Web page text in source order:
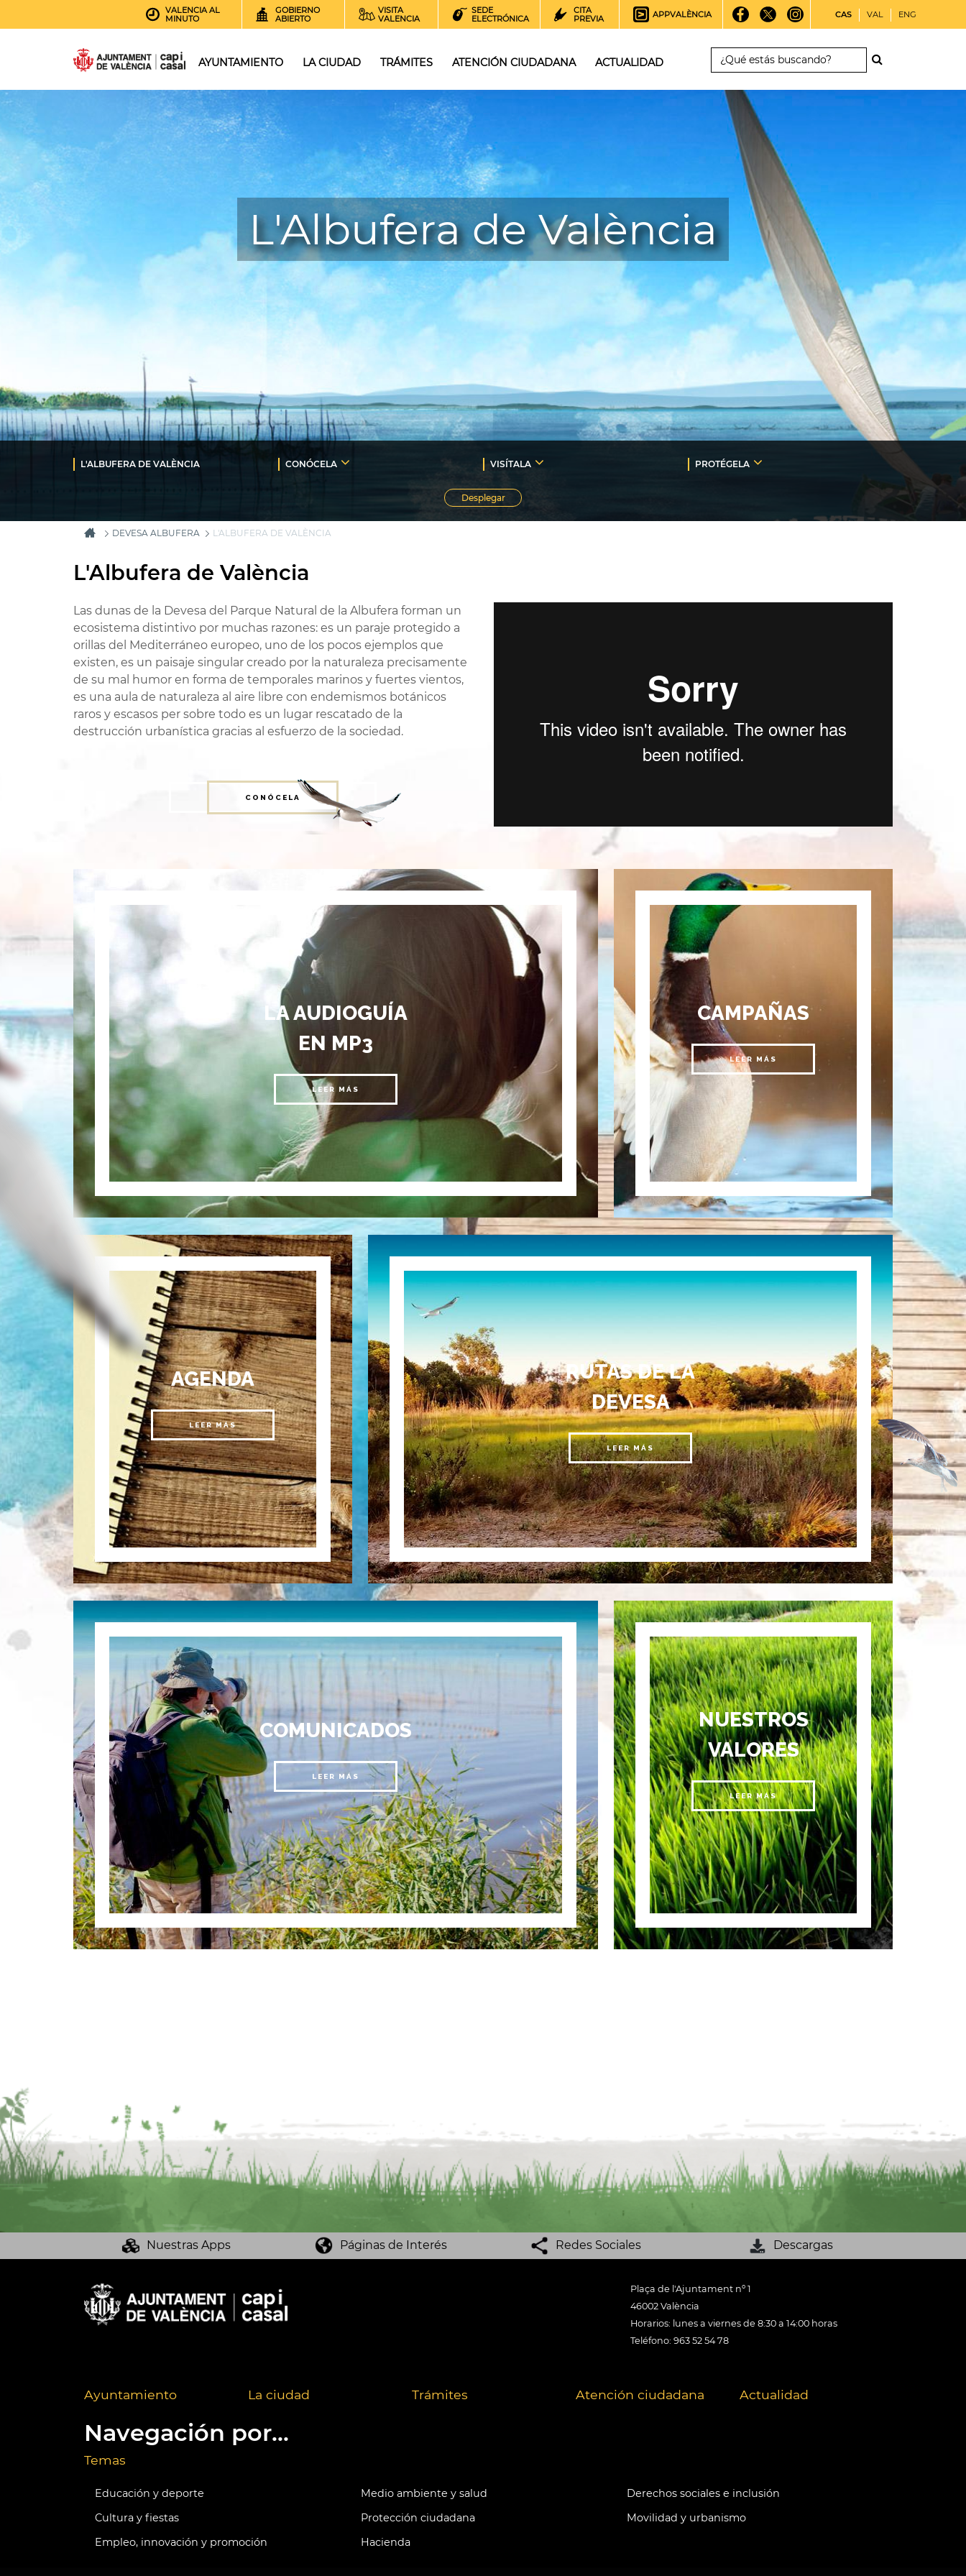
VALENCIA AL
MINUTO
GOBIERNO
ABIERTO
VISITA
VALENCIA
SEDE
ELECTRÓNICA
CITA
PREVIA
APPVALÈNCIA CAS VAL ENG
AYUNTAMIENTO LA CIUDAD TRÁMITES ATENCIÓN CIUDADANA ACTUALIDAD
L'Albufera de València
L'ALBUFERA DE VALÈNCIA CONÓCELA VISÍTALA PROTÉGELA
Desplegar
DEVESA ALBUFERA L'ALBUFERA DE VALÈNCIA
L'Albufera de València
Las dunas de la Devesa del Parque Natural de la Albufera forman un
ecosistema distintivo por muchas razones: es un paraje protegido a
orillas del Mediterráneo europeo, uno de los pocos ejemplos que
existen, es un paisaje singular creado por la naturaleza precisamente
de su mal humor en forma de temporales marinos y fuertes vientos,
es una aula de naturaleza al aire libre con endemismos botánicos
raros y escasos per sobre todo es un lugar rescatado de la
destrucción urbanística gracias al esfuerzo de la sociedad.
CONÓCELA
LA AUDIOGUÍA
EN MP3
LEER MÁS
CAMPAÑAS
LEER MÁS
AGENDA
LEER MÁS
RUTAS DE LA
DEVESA
LEER MÁS
COMUNICADOS
LEER MÁS
NUESTROS
VALORES
LEER MÁS
Nuestras Apps Páginas de Interés Redes Sociales Descargas
Plaça de l'Ajuntament nº 1
46002 València
Horarios: lunes a viernes de 8:30 a 14:00 horas
Teléfono: 963 52 54 78
Ayuntamiento La ciudad Trámites Atención ciudadana Actualidad
Navegación por...
Temas
Educación y deporte Medio ambiente y salud
Derechos sociales e inclusión
Cultura y fiestas
Protección ciudadana
Movilidad y urbanismo
Empleo, innovación y promoción
Hacienda